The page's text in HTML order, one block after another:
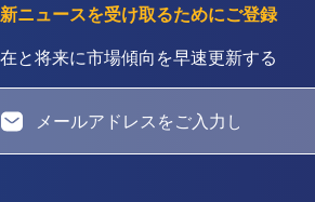
ニュースを受け取るためにご登録
と将来に市場傾向を早速更新する